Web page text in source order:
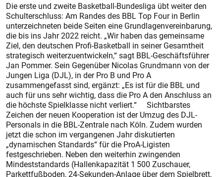
Die erste und zweite Basketball-Bundesliga übt weiter den
Schulterschluss: Am Randes des BBL Top Four in Berlin
unterzeichneten beide Seiten eine Grundlagenvereinbarung,
die bis ins Jahr 2022 reicht. „Wir haben das gemeinsame
Ziel, den deutschen Profi-Basketball in seiner Gesamtheit
strategisch weiterzuentwickeln,“ sagt BBL-Geschäftsführer
Jan Pommer. Sein Gegenüber Nicolas Grundmann von der
Jungen Liga (DJL), in der Pro B und Pro A
zusammengefasst sind, ergänzt: „Es ist für die BBL und
auch für uns sehr wichtig, dass die Pro A den Anschluss an
die höchste Spielklasse nicht verliert.“ Sichtbarstes
Zeichen der neuen Kooperation ist der Umzug des DJL-
Personals in die BBL-Zentrale nach Köln. Zudem wurden
jetzt die schon im vergangenen Jahr diskutierten
„dynamischen Standards“ für die ProA-Ligisten
festgeschrieben. Neben den weiterhin zwingenden
Mindeststandards (Hallenkapazität 1 500 Zuschauer,
Parkettfußboden, 24-Sekunden-Anlage über dem Spielbrett,